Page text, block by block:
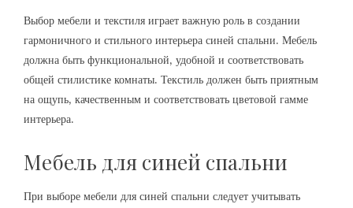
Выбор мебели и текстиля играет важную роль в создании
гармоничного и стильного интерьера синей спальни. Мебель
должна быть функциональной‚ удобной и соответствовать
общей стилистике комнаты. Текстиль должен быть приятным
на ощупь‚ качественным и соответствовать цветовой гамме
интерьера.
Мебель для синей спальни
При выборе мебели для синей спальни следует учитывать